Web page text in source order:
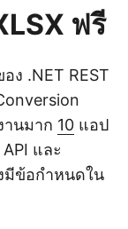
ฟรี
ง .NET REST
านมาก 10 แอป
และ
มีข้อกำหนดใน